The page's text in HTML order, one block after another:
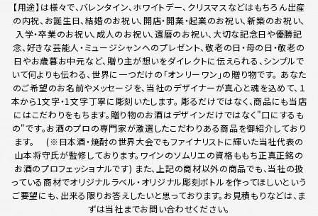
【用途】は様々で、バレンタイン、ホワイトデー、クリスマスなどはもちろん出産
の内祝、お誕生日、結婚のお祝い、開店・開業・起業のお祝い、新築のお祝い、
入学・卒業のお祝い、成人のお祝い、還暦のお祝い、大切な記念日や優勝記
念、好きな芸能人・ミュージシャンへのプレゼント、敬老の日・母の日・敬老の
日やお歳暮お中元など、贈り主が想いをダイレクトに伝えられる、シンプルで
いて何よりも伝わる、世界に一つだけの「オンリーワン」の贈り物です。 あなた
のご希望のお名前やメッセージを、当社のデザイナーが真心と魂を込めて、１
本から1文字・1文字丁寧に彫刻いたします。 彫るだけではなく、商品にも当店
にはこだわりをもちます。贈り物のお酒はデザインだけではなく"口にするも
の"です。お酒のプロの専門家が激選したこだわりある商品を御紹介しており
ます。 (※日本酒・焼酎の世界大会でもファイナリストに輝いた当社代表の
山本将守氏が監修しております。ワインのソムリエの資格ももち正真正銘の
お酒のプロフェッショナルです) また、上記の商材以外の商品でも、当社の扱
っている商材でオリジナルラベル・オリジナル彫刻ボトルを作ってほしいという
ご要望にも、出来る限りお答えしたいと思っております。お見積もりなどは、ま
ずは当社までお問い合わせください。